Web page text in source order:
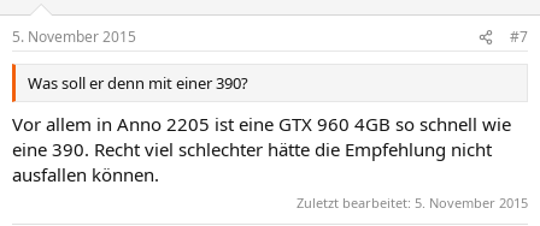
5. November 2015 #7
Was soll er denn mit einer 390?
Vor allem in Anno 2205 ist eine GTX 960 4GB so schnell wie
eine 390. Recht viel schlechter hätte die Empfehlung nicht
ausfallen können.
Zuletzt bearbeitet: 5. November 2015